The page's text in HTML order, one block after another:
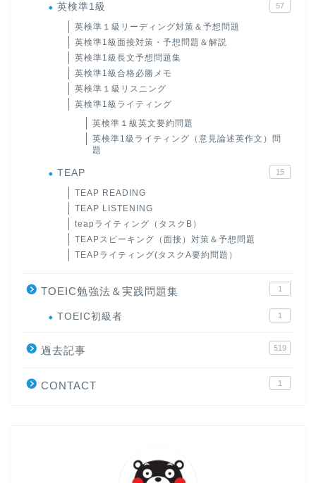
英検準1級 57
英検準１級リーディング対策＆予想問題
英検準1級面接対策・予想問題＆解説
英検準1級長文予想問題集
英検準1級合格必勝メモ
英検準１級リスニング
英検準1級ライティング
英検準１級英文要約問題
英検準1級ライティング（意見論述英作文）問
題
TEAP 15
TEAP READING
TEAP LISTENING
teapライティング（タスクB）
TEAPスピーキング（面接）対策＆予想問題
TEAPライティング(タスクA要約問題）
TOEIC勉強法＆実践問題集 1
TOEIC初級者 1
過去記事 519
CONTACT 1
大学入試英語対策講座